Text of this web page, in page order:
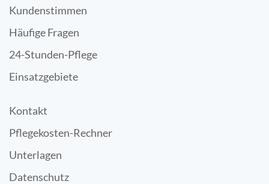
Kundenstimmen
Häufige Fragen
24-Stunden-Pflege
Einsatzgebiete
Kontakt
Pflegekosten-Rechner
Unterlagen
Datenschutz